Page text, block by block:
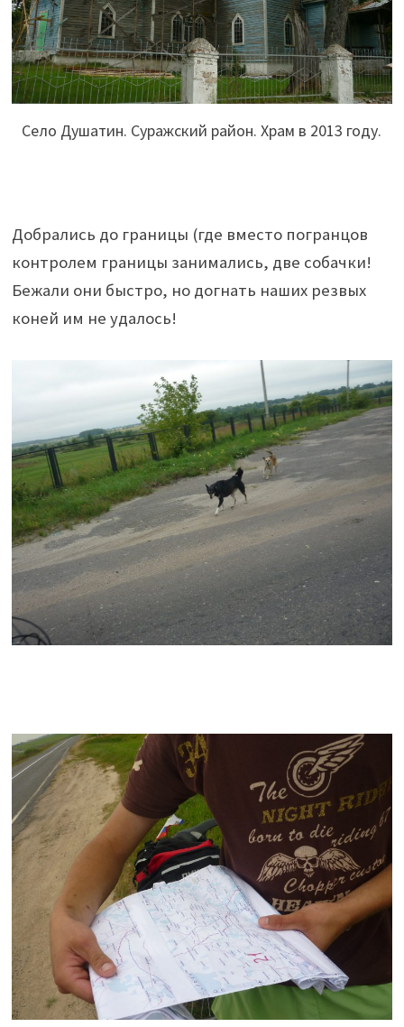
Село Душатин. Суражский район. Храм в 2013 году.
Добрались до границы (где вместо погранцов
контролем границы занимались, две собачки!
Бежали они быстро, но догнать наших резвых
коней им не удалось!